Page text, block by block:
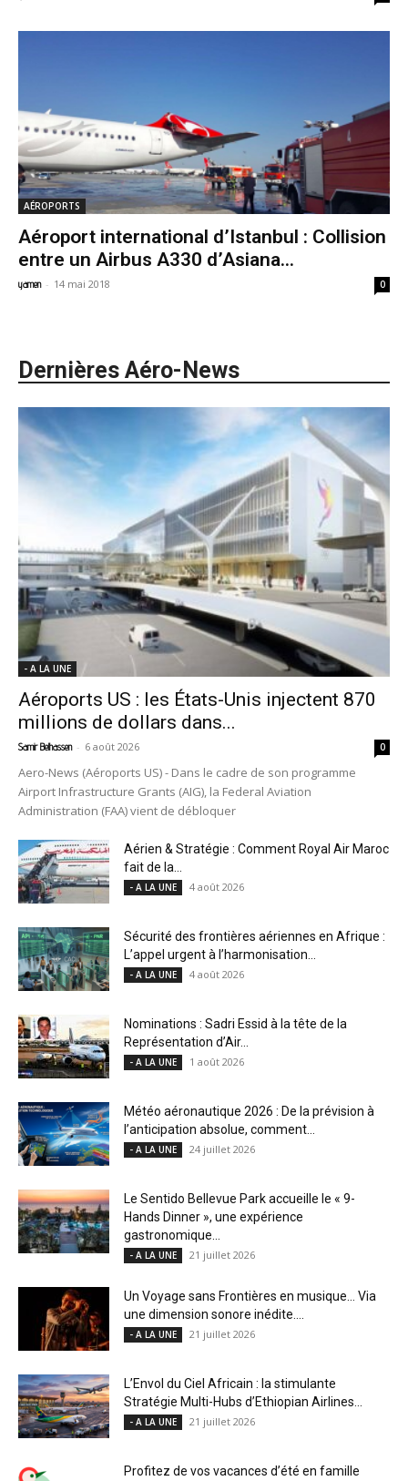
AÉROPORTS
Aéroport international d’Istanbul : Collision
entre un Airbus A330 d’Asiana...
yamen - 14 mai 2018 0
Dernières Aéro-News
- A LA UNE
Aéroports US : les États-Unis injectent 870
millions de dollars dans...
Samir Belhassen - 6 août 2026 0
Aero-News (Aéroports US) - Dans le cadre de son programme
Airport Infrastructure Grants (AIG), la Federal Aviation
Administration (FAA) vient de débloquer
Aérien & Stratégie : Comment Royal Air Maroc
fait de la...
- A LA UNE 4 août 2026
Sécurité des frontières aériennes en Afrique :
L’appel urgent à l’harmonisation...
- A LA UNE 4 août 2026
Nominations : Sadri Essid à la tête de la
Représentation d’Air...
- A LA UNE 1 août 2026
Météo aéronautique 2026 : De la prévision à
l’anticipation absolue, comment...
- A LA UNE 24 juillet 2026
Le Sentido Bellevue Park accueille le « 9-
Hands Dinner », une expérience
gastronomique...
- A LA UNE 21 juillet 2026
Un Voyage sans Frontières en musique… Via
une dimension sonore inédite....
- A LA UNE 21 juillet 2026
L’Envol du Ciel Africain : la stimulante
Stratégie Multi-Hubs d’Ethiopian Airlines...
- A LA UNE 21 juillet 2026
Profitez de vos vacances d’été en famille